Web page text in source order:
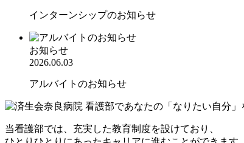
インターンシップのお知らせ
お知らせ
2026.06.03
アルバイトのお知らせ
当看護部では、充実した教育制度を設けており、